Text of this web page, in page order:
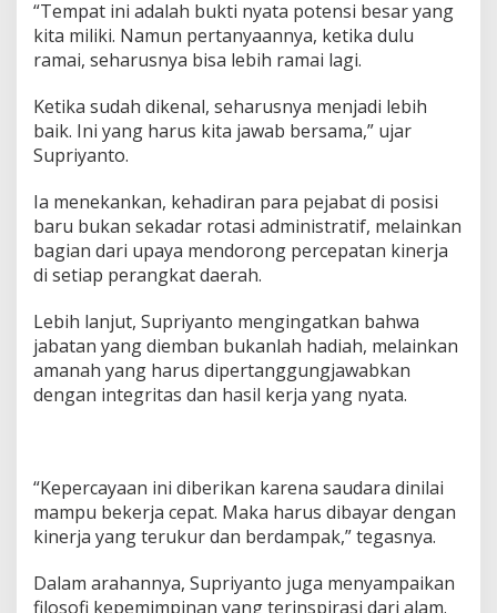
b
a
H
a
s
D
i
b
a
d
e
n
i
n
e
a
“Tempat ini adalah bukti nyata potensi besar yang
kita miliki. Namun pertanyaannya, ketika dulu
ramai, seharusnya bisa lebih ramai lagi.
Ketika sudah dikenal, seharusnya menjadi lebih
baik. Ini yang harus kita jawab bersama,” ujar
Supriyanto.
Ia menekankan, kehadiran para pejabat di posisi
baru bukan sekadar rotasi administratif, melainkan
bagian dari upaya mendorong percepatan kinerja
di setiap perangkat daerah.
Lebih lanjut, Supriyanto mengingatkan bahwa
jabatan yang diemban bukanlah hadiah, melainkan
amanah yang harus dipertanggungjawabkan
dengan integritas dan hasil kerja yang nyata.
“Kepercayaan ini diberikan karena saudara dinilai
mampu bekerja cepat. Maka harus dibayar dengan
kinerja yang terukur dan berdampak,” tegasnya.
Dalam arahannya, Supriyanto juga menyampaikan
filosofi kepemimpinan yang terinspirasi dari alam.